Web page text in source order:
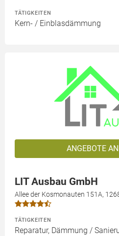
TÄTIGKEITEN
Kern- / Einblasdämmung
ANGEBOTE
LIT Ausbau GmbH
Allee der Kosmonauten 151A,
TÄTIGKEITEN
Reparatur, Dämmung /